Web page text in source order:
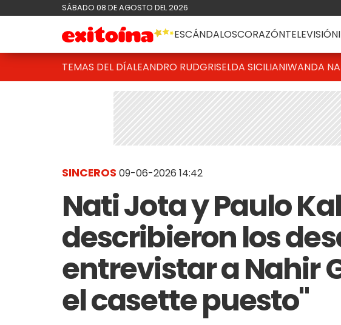
SÁBADO 08 DE AGOSTO DEL 2026
ESCÁNDALOSCORAZÓNTELEVISIÓN
TEMAS DEL DÍALEANDRO RUDGRISELDA SICILIANIWANDA
SINCEROS 09-06-2026 14:42
Nati Jota y Paulo
describieron los
entrevistar a Nahir
el casette puesto"